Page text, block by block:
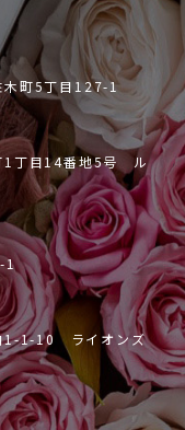
町5丁目127-1
1丁目14番地5号 ル
1
1-1-10 ライオンズ